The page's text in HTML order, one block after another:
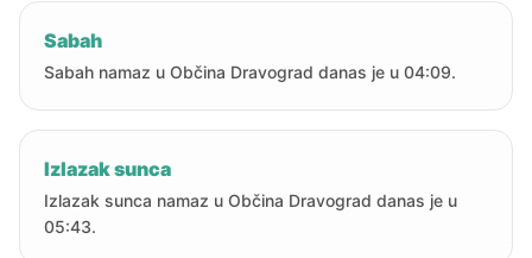
Sabah
Sabah namaz u Občina Dravograd danas je u 04:09.
Izlazak sunca
Izlazak sunca namaz u Občina Dravograd danas je u
05:43.